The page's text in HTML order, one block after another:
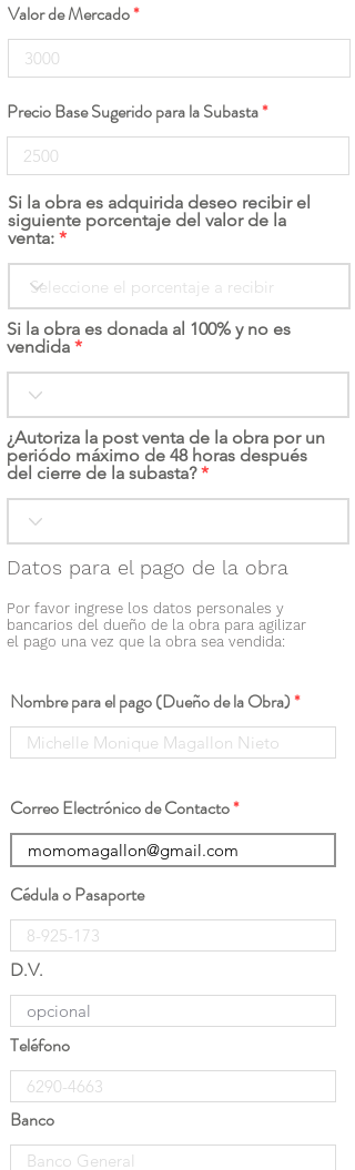
Valor de Mercado
Precio Base Sugerido para la Subasta
Si la obra es adquirida deseo recibir el
siguiente porcentaje del valor de la
venta:
Si la obra es donada al 100% y no es
vendida
¿Autoriza la post venta de la obra por un
periódo máximo de 48 horas después
del cierre de la subasta?
Datos para el pago de la obra
Por favor ingrese los datos personales y
bancarios del dueño de la obra para agilizar
el pago una vez que la obra sea vendida:
Nombre para el pago (Dueño de la Obra)
Correo Electrónico de Contacto
Cédula o Pasaporte
D.V.
Teléfono
Banco